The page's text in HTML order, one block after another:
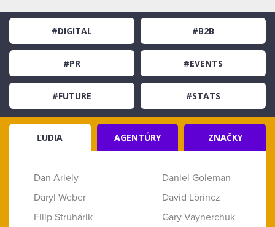
#DIGITAL #B2B
#PR #EVENTS
#FUTURE #STATS
ĽUDIA AGENTÚRY ZNAČKY
Dan Ariely
Daniel Goleman
Daryl Weber
David Lörincz
Filip Struhárik
Gary Vaynerchuk